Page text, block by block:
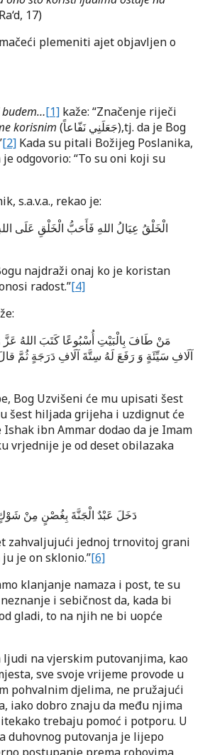
17)
plemeniti ajet objavljen o
budem…[1] kaže: “Značenje riječi
korisnim (جَعَلَنِي نَفّاعاً),tj. da je Bog
[2] Kada su pitali Božijeg Poslanika,
odgovorio: “To su oni koji su
s.a.v.a., rekao je:
الْخَلْقُ عِيَالُ اللهِ فَأَحَبُّ الْخَلْقِ عَلَى
najdraži onaj ko je koristan
radost.”[4]
مَنْ طَافَ بِالْبَيْتِ أُسْبُوعًا كَتَبَ اللهُ
آلَافِ سَيِّئَةٍ وَ رَفَعَ لَهُ سِتَّةَ آلَافِ دَرَجَةٍ ثُمَّ
Bog Uzvišeni će mu upisati šest
šest hiljada grijeha i uzdignut će
ibn Ammar dodao da je Imam
vrjednije je od deset obilazaka
دَخَلَ عَبْدٌ الْجَنَّةَ بِغُصْنٍ مِنْ
zahvaljujući jednoj trnovitoj grani
je on sklonio.”[6]
klanjanje namaza i post, te su
i sebičnost da, kada bi
gladi, to na njih ne bi uopće
ljudi na vjerskim putovanjima, kao
sve svoje vrijeme provode u
pohvalnim djelima, ne pružajući
iako dobro znaju da među njima
trebaju pomoć i potporu. U
duhovnog putovanja je lijepo